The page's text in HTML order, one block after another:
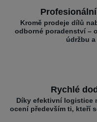
Kromě prodeje dílů
odborné poradenství –
údržbu
Rychlé
Díky efektivní logistice
ocení především ti, kteří